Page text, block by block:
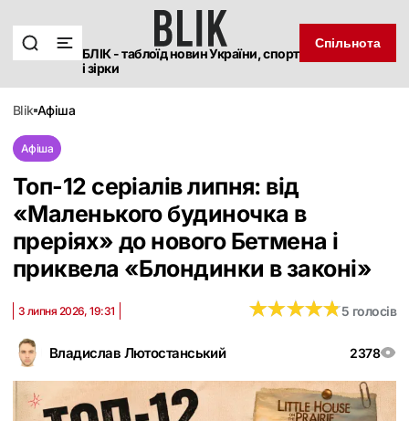
БЛІК - таблоїд новин України, спорт
і зірки
Спільнота
blik афіша
Афіша
Топ-12 серіалів липня: від
«Маленького будиночка в
преріях» до нового Бетмена і
приквела «Блондинки в законі»
Владислав Лютостанський 2378
3 липня 2026, 19:31 ★★★★★
★★★★★5 голосів